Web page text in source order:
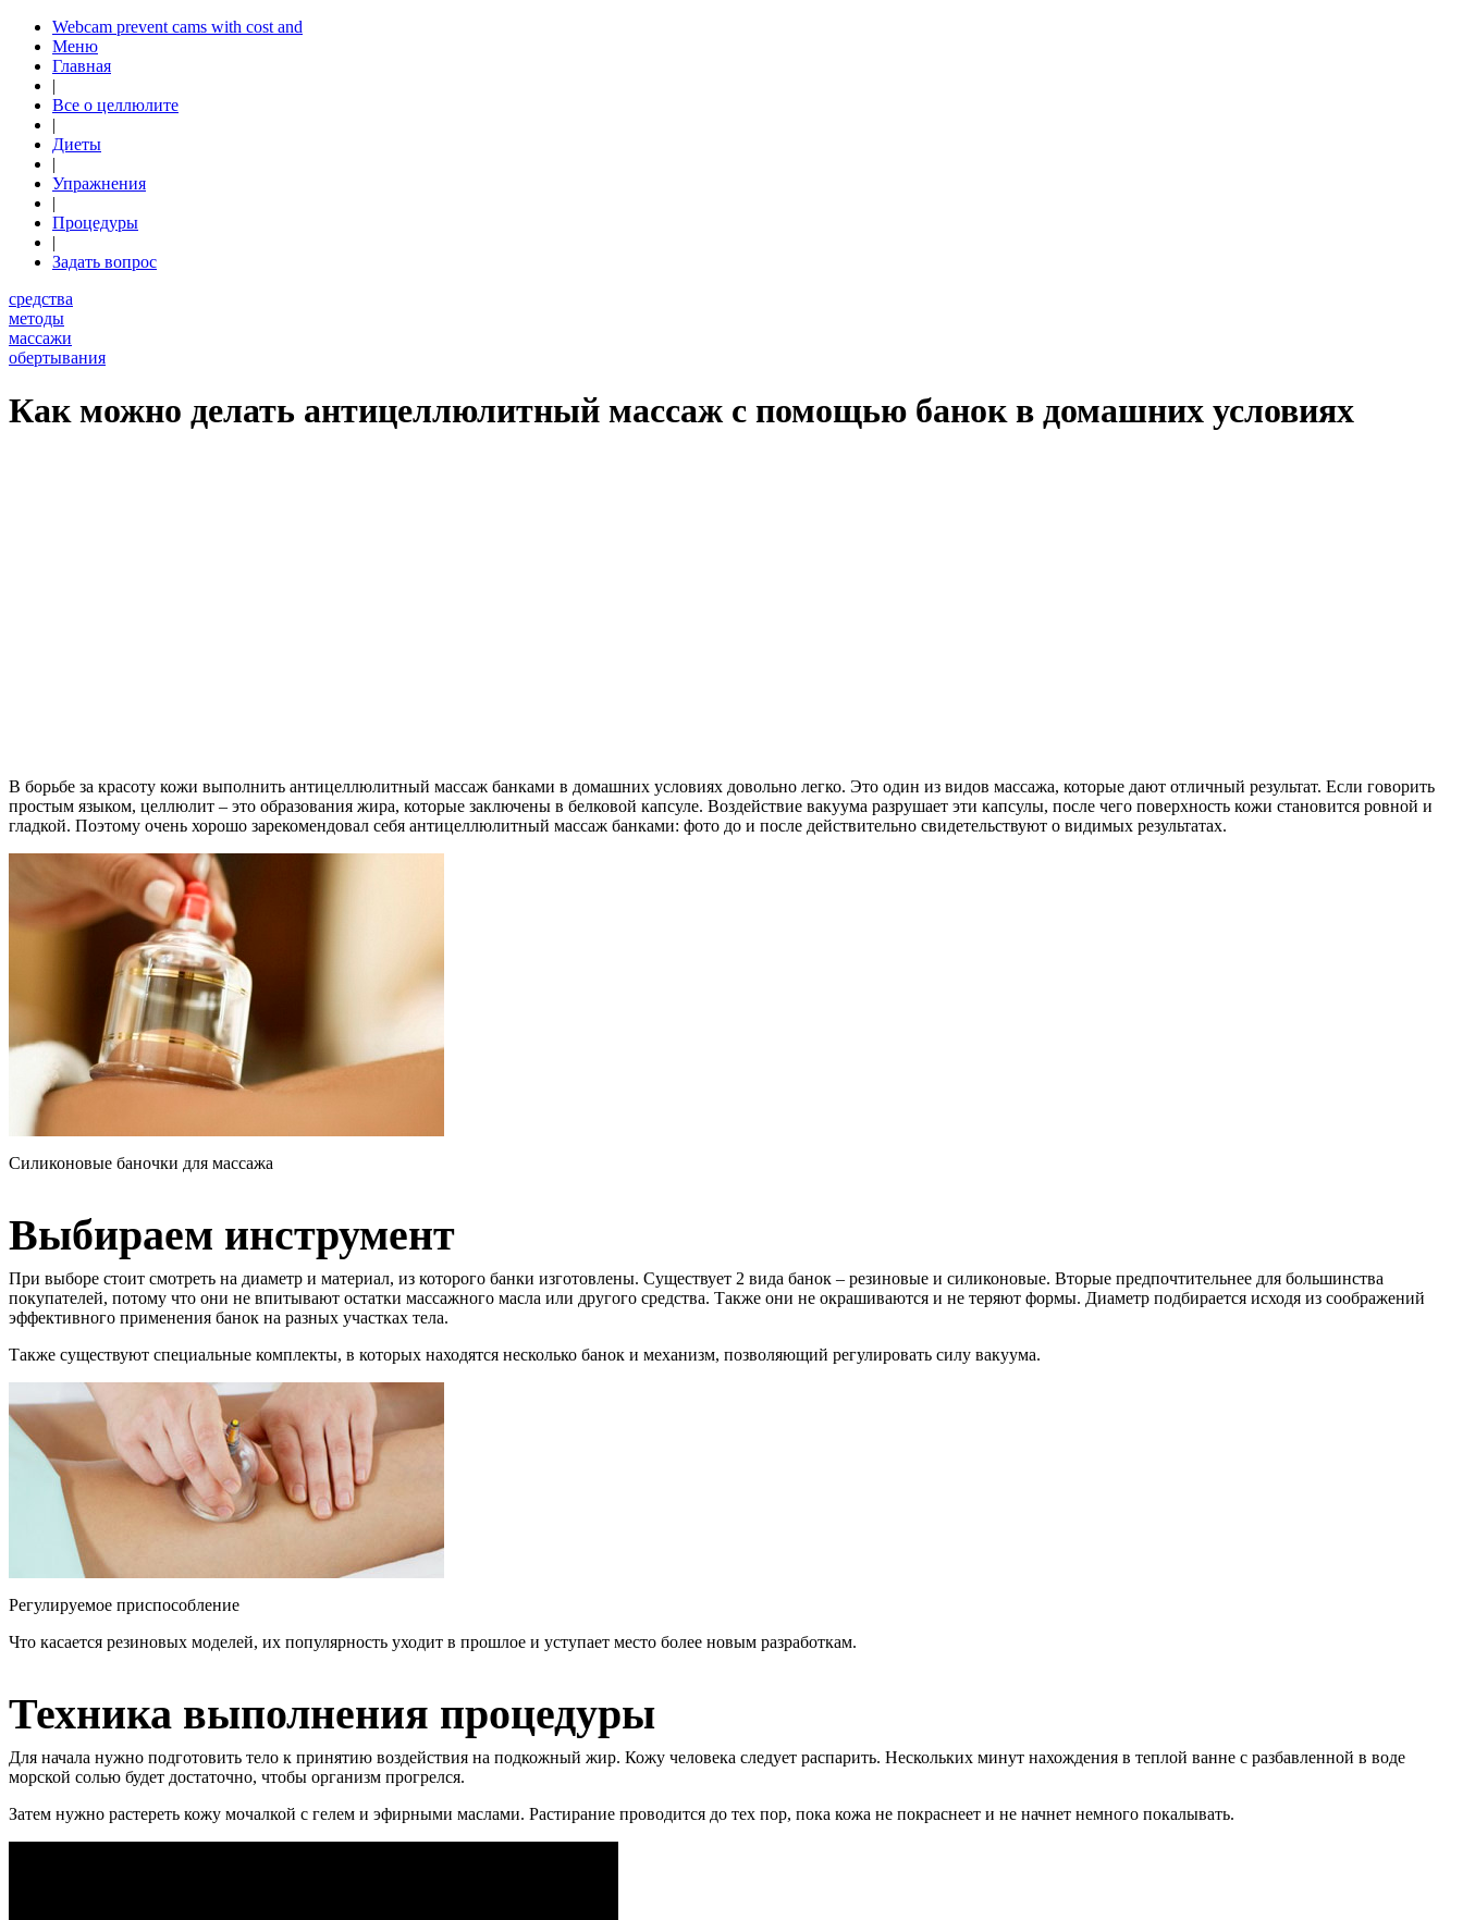
Webcam prevent cams with cost and
Меню
Главная
|
Все о целлюлите
|
Диеты
|
Упражнения
|
Процедуры
|
Задать вопрос
средства
методы
массажи
обертывания
Как можно делать антицеллюлитный массаж с помощью банок в домашних условиях
В борьбе за красоту кожи выполнить антицеллюлитный массаж банками в домашних условиях довольно легко. Это один из видов массажа, которые дают отличный результат. Если говорить
простым языком, целлюлит – это образования жира, которые заключены в белковой капсуле. Воздействие вакуума разрушает эти капсулы, после чего поверхность кожи становится ровной и
гладкой. Поэтому очень хорошо зарекомендовал себя антицеллюлитный массаж банками: фото до и после действительно свидетельствуют о видимых результатах.
Силиконовые баночки для массажа
Выбираем инструмент
При выборе стоит смотреть на диаметр и материал, из которого банки изготовлены. Существует 2 вида банок – резиновые и силиконовые. Вторые предпочтительнее для большинства
покупателей, потому что они не впитывают остатки массажного масла или другого средства. Также они не окрашиваются и не теряют формы. Диаметр подбирается исходя из соображений
эффективного применения банок на разных участках тела.
Также существуют специальные комплекты, в которых находятся несколько банок и механизм, позволяющий регулировать силу вакуума.
Регулируемое приспособление
Что касается резиновых моделей, их популярность уходит в прошлое и уступает место более новым разработкам.
Техника выполнения процедуры
Для начала нужно подготовить тело к принятию воздействия на подкожный жир. Кожу человека следует распарить. Нескольких минут нахождения в теплой ванне с разбавленной в воде
морской солью будет достаточно, чтобы организм прогрелся.
Затем нужно растереть кожу мочалкой с гелем и эфирными маслами. Растирание проводится до тех пор, пока кожа не покраснеет и не начнет немного покалывать.